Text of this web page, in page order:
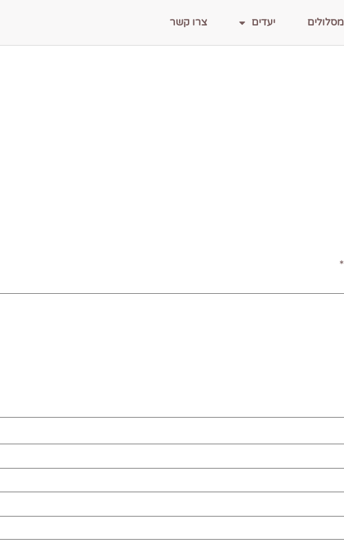
מסלולים יעדים צרו קשר
*